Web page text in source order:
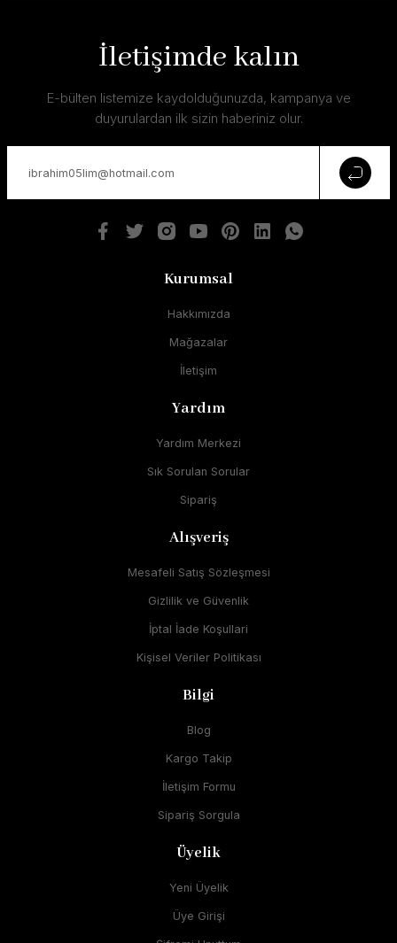
İletişimde kalın
E-bülten listemize kaydolduğunuzda, kampanya ve
duyurulardan ilk sizin haberiniz olur.
Kurumsal
Hakkımızda
Mağazalar
İletişim
Yardım
Yardım Merkezi
Sık Sorulan Sorular
Sipariş
Alışveriş
Mesafeli Satış Sözleşmesi
Gizlilik ve Güvenlik
İptal İade Koşullari
Kişisel Veriler Politikası
Bilgi
Blog
Kargo Takip
İletişim Formu
Sipariş Sorgula
Üyelik
Yeni Üyelik
Üye Girişi